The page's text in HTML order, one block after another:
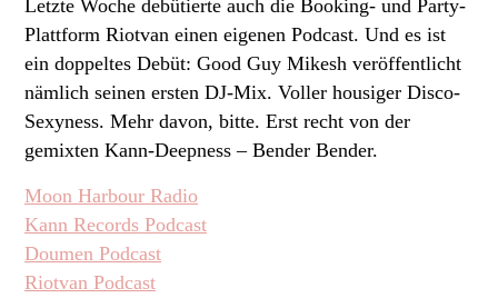
Letzte Woche debütierte auch die Booking- und Party-
Plattform Riotvan einen eigenen Podcast. Und es ist
ein doppeltes Debüt: Good Guy Mikesh veröffentlicht
nämlich seinen ersten DJ-Mix. Voller housiger Disco-
Sexyness. Mehr davon, bitte. Erst recht von der
gemixten Kann-Deepness – Bender Bender.
Moon Harbour Radio
Kann Records Podcast
Doumen Podcast
Riotvan Podcast